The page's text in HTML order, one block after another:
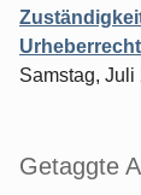
Samstag, Juli
Getaggte